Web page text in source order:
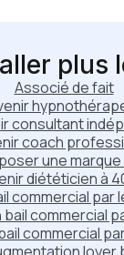
plus
Associé de fait
consultant
coach
une
diététicien à
commercial par
bail commercial
commercial
loyer